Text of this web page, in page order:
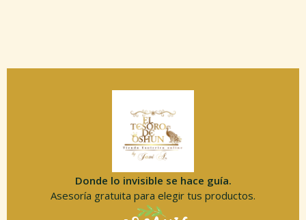
Donde lo invisible se hace guía.
Asesoría gratuita para elegir tus productos.